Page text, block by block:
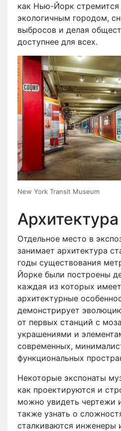
как Нью-Йорк стремится
экологичным городом,
выбросов и делая
доступнее для всех.
New York Transit Museum
Отдельное место в
занимает архитектура
годы существования
Йорке были построены
каждая из которых
архитектурные
демонстрирует
от первых станций с
украшениями и
современных,
функциональных
Некоторые экспонаты
как проектируются и
можно увидеть чертежи
также узнать о
сталкиваются инженеры